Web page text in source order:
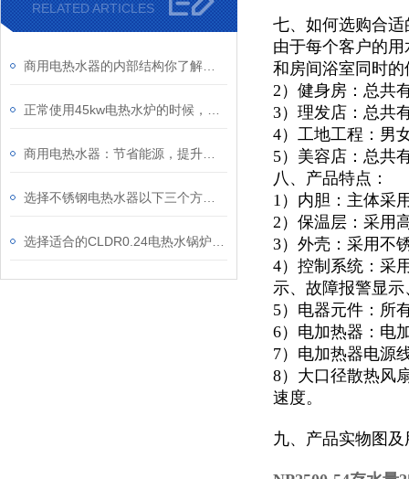
RELATED ARTICLES
七、如何选购合
由于每个客户的
和房间浴室同时的
2）健身房：总共
3）理发店：总共
4）工地工程：男
5）美容店：总共
八、产品特点：
1）内胆：主体采
2）保温层：采用
3）外壳：采用不
4）控制系统：采
示、故障报警显
5）电器元件：所
6）电加热器：电
7）电加热器电源
8）大口径散热风
速度。
九、产品实物图